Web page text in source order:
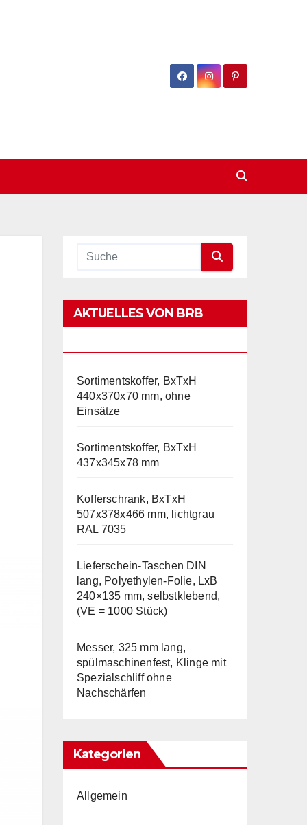
AKTUELLES VON BRB
Sortimentskoffer, BxTxH
440x370x70 mm, ohne
Einsätze
Sortimentskoffer, BxTxH
437x345x78 mm
Kofferschrank, BxTxH
507x378x466 mm, lichtgrau
RAL 7035
Lieferschein-Taschen DIN
lang, Polyethylen-Folie, LxB
240×135 mm, selbstklebend,
(VE = 1000 Stück)
Messer, 325 mm lang,
spülmaschinenfest, Klinge mit
Spezialschliff ohne
Nachschärfen
Kategorien
Allgemein